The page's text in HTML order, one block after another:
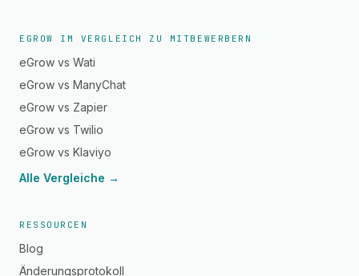
EGROW IM VERGLEICH ZU MITBEWERBERN
eGrow vs Wati
eGrow vs ManyChat
eGrow vs Zapier
eGrow vs Twilio
eGrow vs Klaviyo
Alle Vergleiche →
RESSOURCEN
Blog
Änderungsprotokoll